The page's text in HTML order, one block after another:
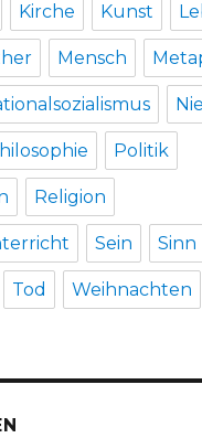
Kirche Kunst
Mensch
Politik
Religion
Sein Sinn
Tod Weihnachten